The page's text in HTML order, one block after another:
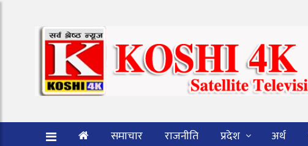
समाचार राजनीति प्रदेश अर्थ